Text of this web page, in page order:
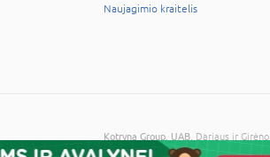
Naujagimio kraitelis
Kotryna Group, UAB , Dariaus ir